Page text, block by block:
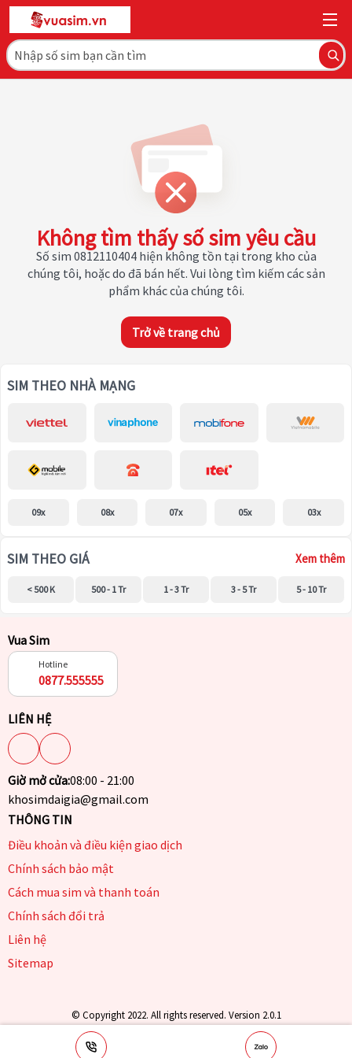
Không tìm thấy số sim yêu cầu
Số sim 0812110404 hiện không tồn tại trong kho của
chúng tôi, hoặc do đã bán hết. Vui lòng tìm kiếm các sản
phẩm khác của chúng tôi.
Trở về trang chủ
SIM THEO NHÀ MẠNG
09x 08x 07x 05x 03x
SIM THEO GIÁ Xem thêm
< 500 K 500 - 1 Tr 1 - 3 Tr 3 - 5 Tr 5 - 10 Tr
Vua Sim
Hotline
0877.555555
LIÊN HỆ
Giờ mở cửa:08:00 - 21:00
khosimdaigia@gmail.com
THÔNG TIN
Điều khoản và điều kiện giao dịch
Chính sách bảo mật
Cách mua sim và thanh toán
Chính sách đổi trả
Liên hệ
Sitemap
© Copyright 2022. All rights reserved. Version 2.0.1